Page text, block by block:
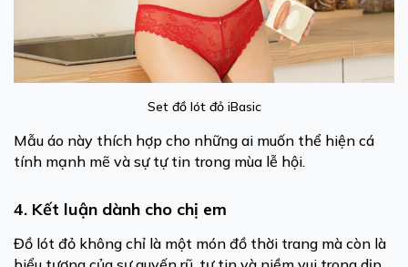
Set đồ lót đỏ iBasic
Mẫu áo này thích hợp cho những ai muốn thể hiện cá
tính mạnh mẽ và sự tự tin trong mùa lễ hội.
4. Kết luận dành cho chị em
Đồ lót đỏ không chỉ là một món đồ thời trang mà còn là